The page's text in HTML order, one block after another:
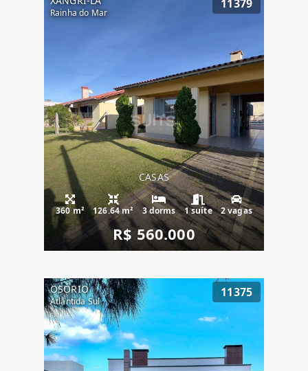
Rainha do Mar
11379
CASAS
360 m² 126.64 m² 3 dorms 1 suíte 2 vagas
R$ 560.000
OSÓRIO
Atlântida Sul
11375